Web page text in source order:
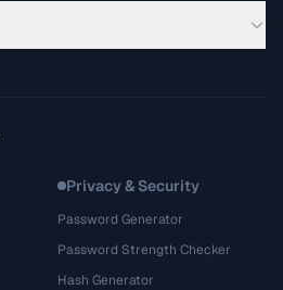
Privacy & Security
Password Generator
Password Strength Checker
Hash Generator